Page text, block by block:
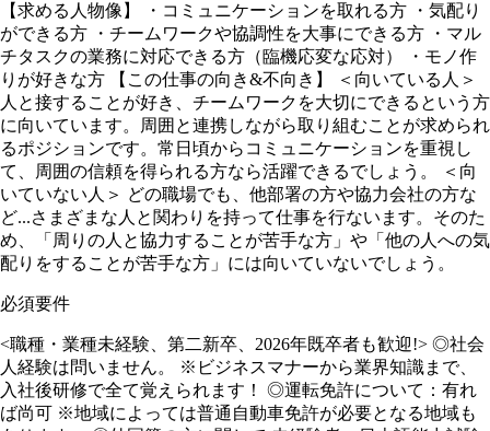
【求める人物像】 ・コミュニケーションを取れる方 ・気配り
ができる方 ・チームワークや協調性を大事にできる方 ・マル
チタスクの業務に対応できる方（臨機応変な応対） ・モノ作
りが好きな方 【この仕事の向き&不向き】 ＜向いている人＞
人と接することが好き、チームワークを大切にできるという方
に向いています。周囲と連携しながら取り組むことが求められ
るポジションです。常日頃からコミュニケーションを重視し
て、周囲の信頼を得られる方なら活躍できるでしょう。 ＜向
いていない人＞ どの職場でも、他部署の方や協力会社の方な
ど...さまざまな人と関わりを持って仕事を行ないます。そのた
め、「周りの人と協力することが苦手な方」や「他の人への気
配りをすることが苦手な方」には向いていないでしょう。
必須要件
<職種・業種未経験、第二新卒、2026年既卒者も歓迎!> ◎社会
人経験は問いません。 ※ビジネスマナーから業界知識まで、
入社後研修で全て覚えられます！ ◎運転免許について：有れ
ば尚可 ※地域によっては普通自動車免許が必要となる地域も